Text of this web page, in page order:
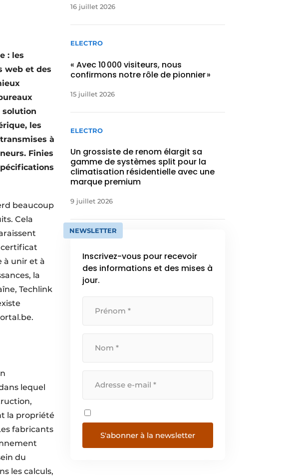
: les
web et des
solution
les
à
Finies
beaucoup
Cela
certificat
à unir et à
la
Techlink
lequel
la propriété
fabricants
du
les calculs,
16 juillet 2026
ELECTRO
« Avec 10 000 visiteurs, nous
confirmons notre rôle de pionnier »
15 juillet 2026
ELECTRO
Un grossiste de renom élargit sa
gamme de systèmes split pour la
climatisation résidentielle avec une
marque premium
9 juillet 2026
NEWSLETTER
Inscrivez-vous pour recevoir
des informations et des mises à
jour.